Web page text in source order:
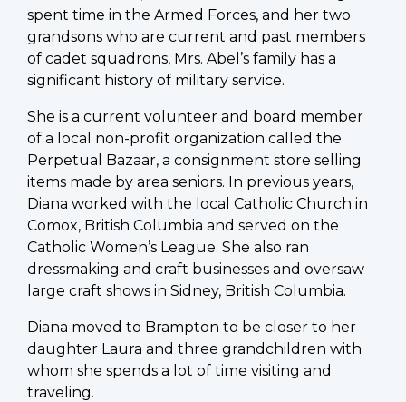
spent time in the Armed Forces, and her two
grandsons who are current and past members
of cadet squadrons, Mrs. Abel’s family has a
significant history of military service.
She is a current volunteer and board member
of a local non-profit organization called the
Perpetual Bazaar, a consignment store selling
items made by area seniors. In previous years,
Diana worked with the local Catholic Church in
Comox, British Columbia and served on the
Catholic Women’s League. She also ran
dressmaking and craft businesses and oversaw
large craft shows in Sidney, British Columbia.
Diana moved to Brampton to be closer to her
daughter Laura and three grandchildren with
whom she spends a lot of time visiting and
traveling.